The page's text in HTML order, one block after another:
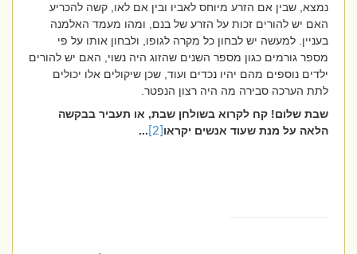
נמצא, שבין אם הזרע מיוחס לאביו ובין אם לאו, קשה להכריע
האם יש להורים זכות על הזרע של בנם, ומהו מעמד האלמנה
בעניין. למעשה יש לבחון כל מקרה לגופו, ולבחון אותו על פי
מספר גורמים כגון מספר השנים שהזוג היה נשוי, האם יש להורים
ילדים נוספים מהם יהיו נכדים ועוד, שכן שיקולים אלו יכולים
לתת הערכה סבירה מה היה רצון הנפטר.
שבת שלום! קח לקרוא בשולחן שבת, או תעביר בבקשה
הלאה על מנת שעוד אנשים יקראו[2]
...